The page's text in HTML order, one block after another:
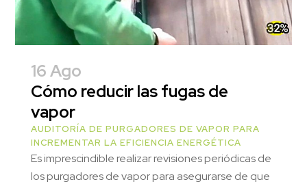
16 Ago
Cómo reducir las fugas de
vapor
AUDITORÍA DE PURGADORES DE VAPOR PARA
INCREMENTAR LA EFICIENCIA ENERGÉTICA
Es imprescindible realizar revisiones periódicas de
los purgadores de vapor para asegurarse de que